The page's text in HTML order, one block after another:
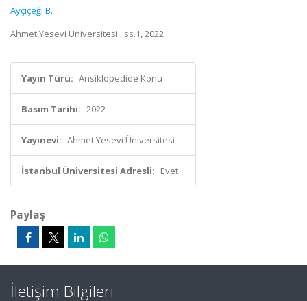
Ayçiçeği B.
Ahmet Yesevi Üniversitesi , ss.1, 2022
Yayın Türü: Ansiklopedide Konu
Basım Tarihi: 2022
Yayınevi: Ahmet Yesevi Üniversitesi
İstanbul Üniversitesi Adresli: Evet
Paylaş
İletişim Bilgileri